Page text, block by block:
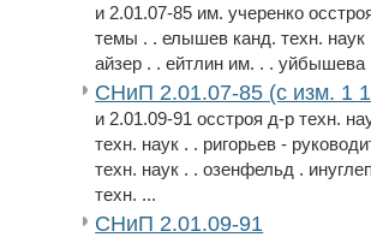
и 2.01.07-85 им. учеренко
темы . . елышев канд. техн. наук
айзер . . ейтлин им. . . уйбышева
СНиП 2.01.07-85 (с изм. 1
и 2.01.09-91 осстроя д-р техн.
техн. наук . . ригорьев -
техн. наук . . озенфельд .
техн. ...
СНиП 2.01.09-91